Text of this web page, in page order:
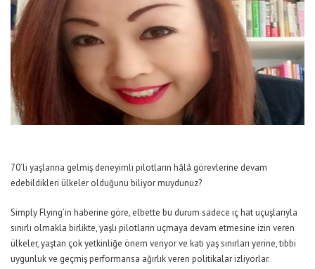
70’li yaşlarına gelmiş deneyimli pilotların hâlâ görevlerine devam
edebildikleri ülkeler olduğunu biliyor muydunuz?
Simply Flying’in haberine göre, elbette bu durum sadece iç hat uçuşlarıyla
sınırlı olmakla birlikte, yaşlı pilotların uçmaya devam etmesine izin veren
ülkeler, yaştan çok yetkinliğe önem veriyor ve katı yaş sınırları yerine, tıbbi
uygunluk ve geçmiş performansa ağırlık veren politikalar izliyorlar.